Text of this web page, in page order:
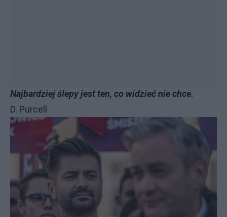
Najbardziej ślepy jest ten, co widzieć nie chce.
D. Purcell